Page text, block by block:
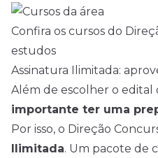
Confira os cursos do
estudos
Assinatura Ilimitada:
Além de escolher o edital
importante ter uma
Por isso, o Direção
Ilimitada. Um pacote de